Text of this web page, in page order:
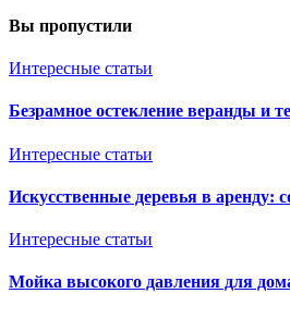
Вы пропустили
Интересные статьи
Безрамное остекление веранды и
Интересные статьи
Искусственные деревья в аренду:
Интересные статьи
Мойка высокого давления для